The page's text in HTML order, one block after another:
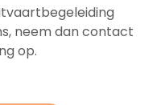
neem dan contact
op.